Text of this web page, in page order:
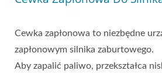
Cewka zapłonowa to niezbędne
zapłonowym silnika zaburtowego.
Aby zapalić paliwo, przekształca